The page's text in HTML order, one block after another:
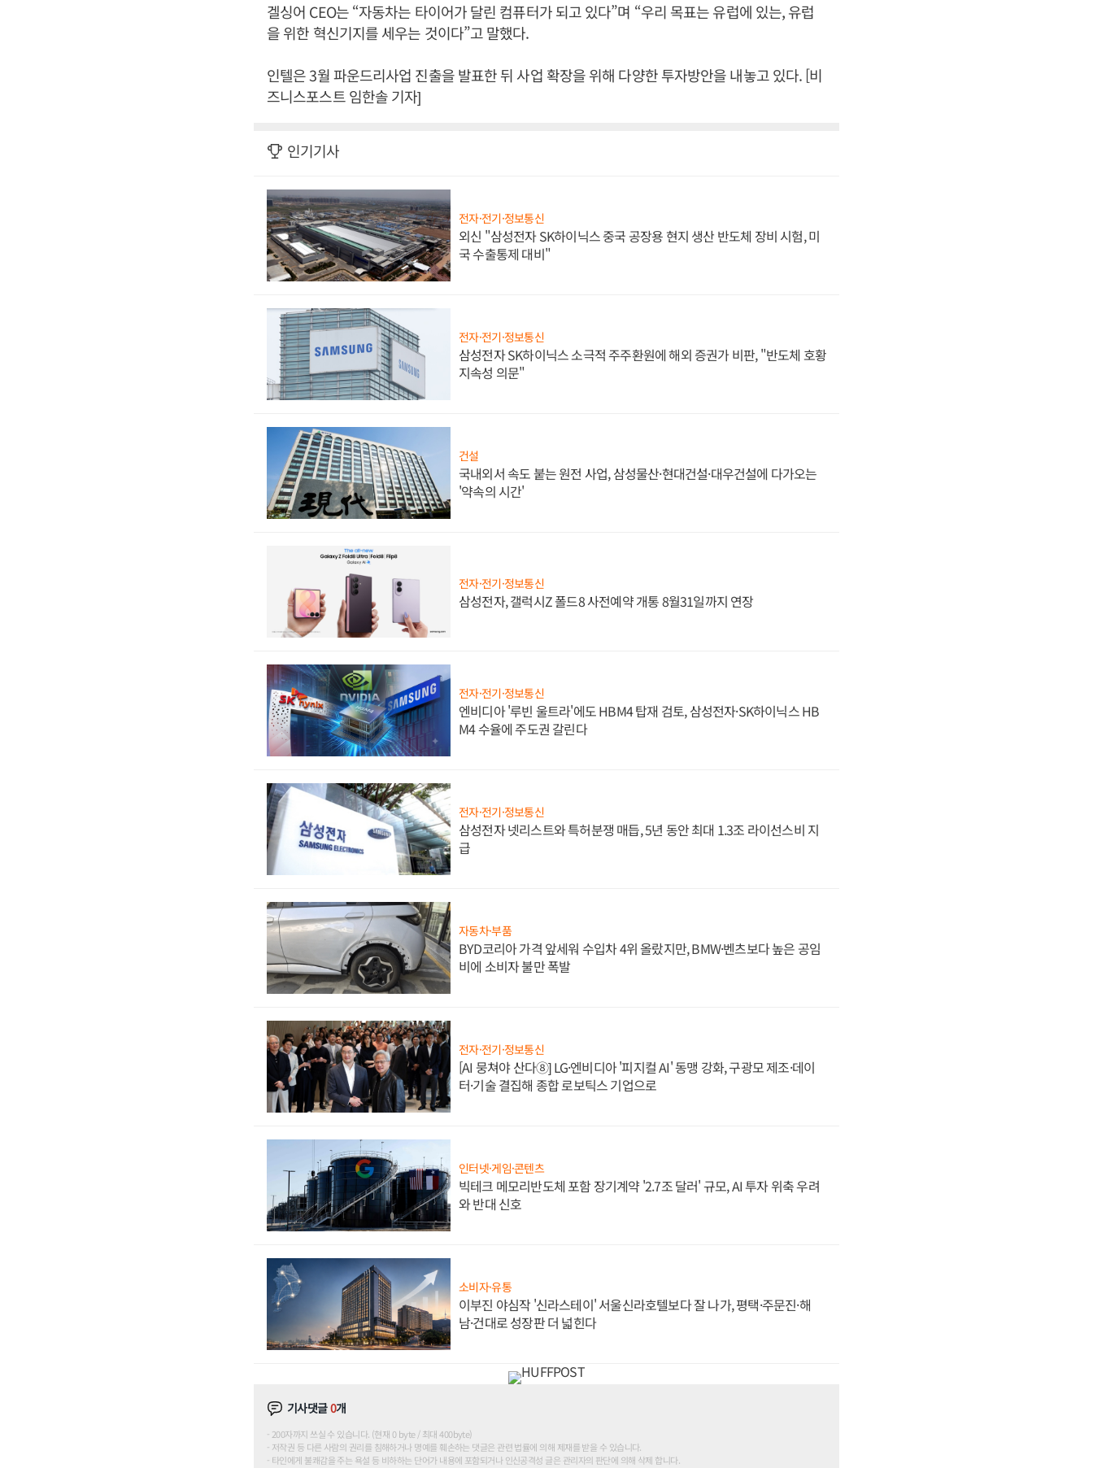
겔싱어 CEO는 “자동차는 타이어가 달린 컴퓨터가 되고 있다”며 “우리 목표는 유럽에 있는, 유럽
을 위한 혁신기지를 세우는 것이다”고 말했다.
인텔은 3월 파운드리사업 진출을 발표한 뒤 사업 확장을 위해 다양한 투자방안을 내놓고 있다. [비
즈니스포스트 임한솔 기자]
인기기사
전자·전기·정보통신
외신 "삼성전자 SK하이닉스 중국 공장용 현지 생산 반도체 장비 시험, 미
국 수출통제 대비"
전자·전기·정보통신
삼성전자 SK하이닉스 소극적 주주환원에 해외 증권가 비판, "반도체 호황
지속성 의문"
건설
국내외서 속도 붙는 원전 사업, 삼성물산·현대건설·대우건설에 다가오는
'약속의 시간'
전자·전기·정보통신
삼성전자, 갤럭시Z 폴드8 사전예약 개통 8월31일까지 연장
전자·전기·정보통신
엔비디아 '루빈 울트라'에도 HBM4 탑재 검토, 삼성전자·SK하이닉스 HB
M4 수율에 주도권 갈린다
전자·전기·정보통신
삼성전자 넷리스트와 특허분쟁 매듭, 5년 동안 최대 1.3조 라이선스비 지
급
자동차·부품
BYD코리아 가격 앞세워 수입차 4위 올랐지만, BMW·벤츠보다 높은 공임
비에 소비자 불만 폭발
전자·전기·정보통신
[AI 뭉쳐야 산다⑧] LG·엔비디아 '피지컬 AI' 동맹 강화, 구광모 제조·데이
터·기술 결집해 종합 로보틱스 기업으로
인터넷·게임·콘텐츠
빅테크 메모리반도체 포함 장기계약 '2.7조 달러' 규모, AI 투자 위축 우려
와 반대 신호
소비자·유통
이부진 야심작 '신라스테이' 서울신라호텔보다 잘 나가, 평택·주문진·해
남·건대로 성장판 더 넓힌다
기사댓글0개
200자까지 쓰실 수 있습니다. (현재 0 byte / 최대 400byte)
저작권 등 다른 사람의 권리를 침해하거나 명예를 훼손하는 댓글은 관련 법률에 의해 제재를 받을 수 있습니다.
타인에게 불쾌감을 주는 욕설 등 비하하는 단어가 내용에 포함되거나 인신공격성 글은 관리자의 판단에 의해 삭제 합니다.